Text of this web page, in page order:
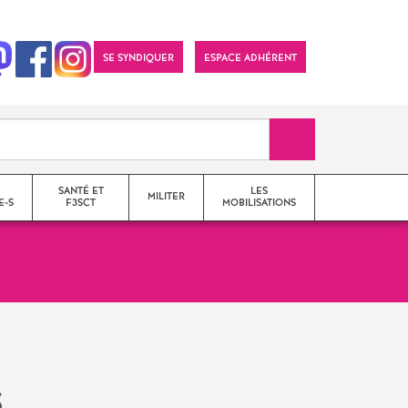
SE SYNDIQUER ESPACE ADHÉRENT
S
SANTÉ ET
F3SCT
MILITER
LES
MOBILISATIONS